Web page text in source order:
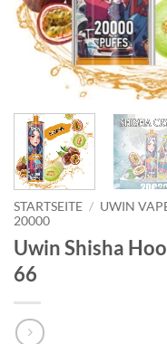
STARTSEITE / UWIN
20000
Uwin Shisha
66